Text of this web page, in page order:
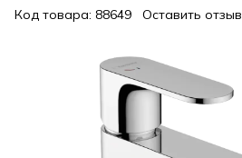
Код товара: 88649 Оставить отзыв